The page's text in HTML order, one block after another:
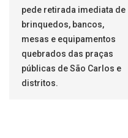
pede retirada imediata de
brinquedos, bancos,
mesas e equipamentos
quebrados das praças
públicas de São Carlos e
distritos.